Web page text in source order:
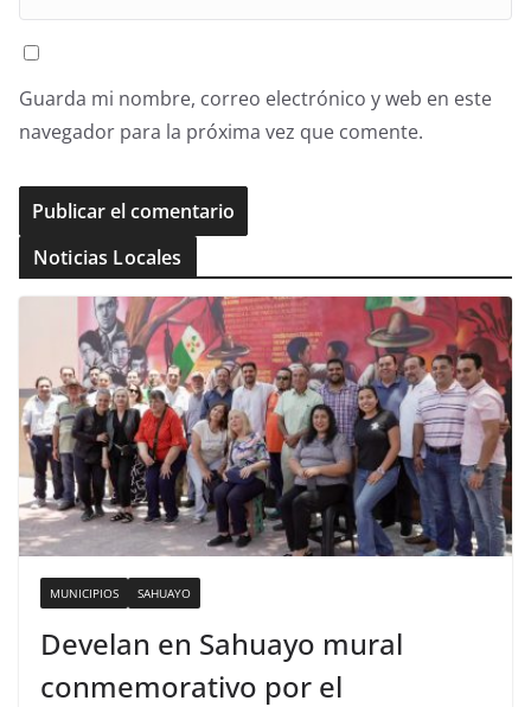
Guarda mi nombre, correo electrónico y web en este
navegador para la próxima vez que comente.
Noticias Locales
MUNICIPIOS SAHUAYO
Develan en Sahuayo mural
conmemorativo por el